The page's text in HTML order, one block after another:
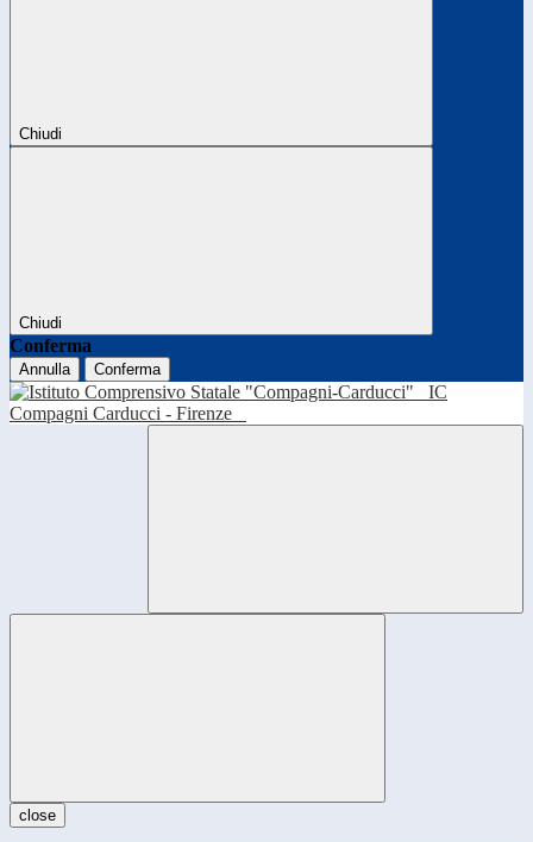
Chiudi
Chiudi
Conferma
Annulla Conferma
IC
Compagni Carducci - Firenze
close